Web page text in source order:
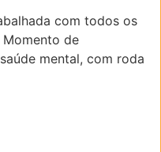
com todos os
Momento de
mental, com roda